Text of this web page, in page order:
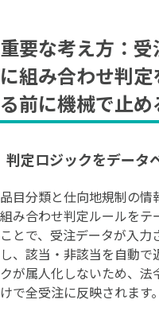
重要な考え方：
に組み合わせ判
る前に機械で止め
判定ロジックをデータ
品目分類と仕向地規制の情
組み合わせ判定ルールをテ
ことで、受注データが入
し、該当・非該当を自動
クが属人化しないため、
けで全受注に反映されます。